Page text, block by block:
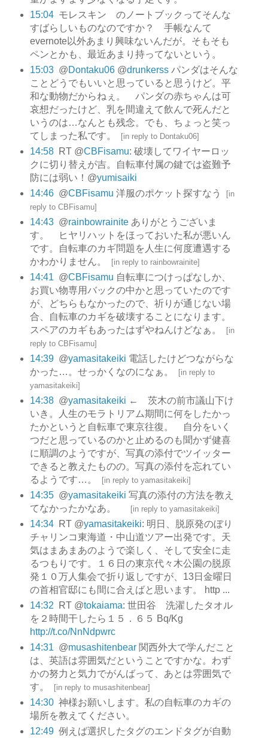
15:04 モレスキン のノートブックってそんな
すばらしいものなのですか？ 手帳なんて
evernote以外あまり興味ないんだが。そもそも
ペンとかも、最近あまり持ってないという。
15:03 @Dontaku06@drunkerssパンダはそんな
ことどうでもいいと思っていると思うけど。平
和な動物だからねぇ。 パンダの赤ちゃんは可
哀想だったけど、乳を間違えて飲んで死んだと
いうのは…なんとも残念。でも、ちょっと笑っ
てしまった私です。
[in reply to Dontaku06]
14:58 RT @CBFisamu: 破壊してワイヤーロッ
クに切り替えが吉。自転車付属の鍵では盗難予
防には弱い！@yumisaiki
14:46 @CBFisamu 洋服のポケット探すなう [in
reply to CBFisamu]
14:43 @rainbowrainiteありがとうございま
す。 ヒヤリハットをほっておいた私が悪いん
です。自転車のカギ問題を人生に何度遭遇する
かわかりません。
[in reply to rainbowrainite]
14:41 @CBFisamu 自転車につけっぱなしか、
お買い物専用バックの中かと思っていたのです
が、どちらもなかったので、祈りが通じない場
合、自転車のカギを破壊することになります。
スペアのカギもあったはずやねんけどなぁ。
[in
reply to CBFisamu]
14:39 @yamasitakeiki 電話したけどつながらな
かった…。せっかくなのになぁ。
[in reply to
yamasitakeiki]
14:38 @yamasitakeiki ← 茨木の前市議山下け
いき。人生のモラトリアム期間に何をしたかっ
たかというと自転車で東京往復。 自分をいく
つだと思っているのかと止めるのも聞かず健喜
に順調のようですが、写真の添付でツイッター
できると教えたものの。写真の添付を忘れてい
るようです…。
[in reply to yamasitakeiki]
14:35 @yamasitakeiki 写真の添付の方法を教え
てなかったかなあ。
[in reply to yamasitakeiki]
14:34 RT @yamasitakeiki: 明日、脱原発のぼり
チャリンコ東海道・中山道ツアー出発です。天
気はまあまあのようで楽しく、そして安全に走
るつもりです。１６日の東京代々木公園の脱原
発１０万人集会で折り返しですが、13日金曜日
の首相官邸にも間に合えばと思います。 http ...
14:32
RT @tokaiama: 世田谷 洗濯したタオル
を２時間干したら１５．６５ Bq/Kg
http://t.co/NnNdpwrc
14:31 @musashitenbear関西外大で学んだこと
は、英語は雰囲気だということですかな。わず
かの努力と気力でがんばって、あとは雰囲気で
す。
[in reply to musashitenbear]
14:30 神様お願いします。私の自転車のカギの
場所を教えてください。
12:49 例えば選択したタグのエンドタグが自動